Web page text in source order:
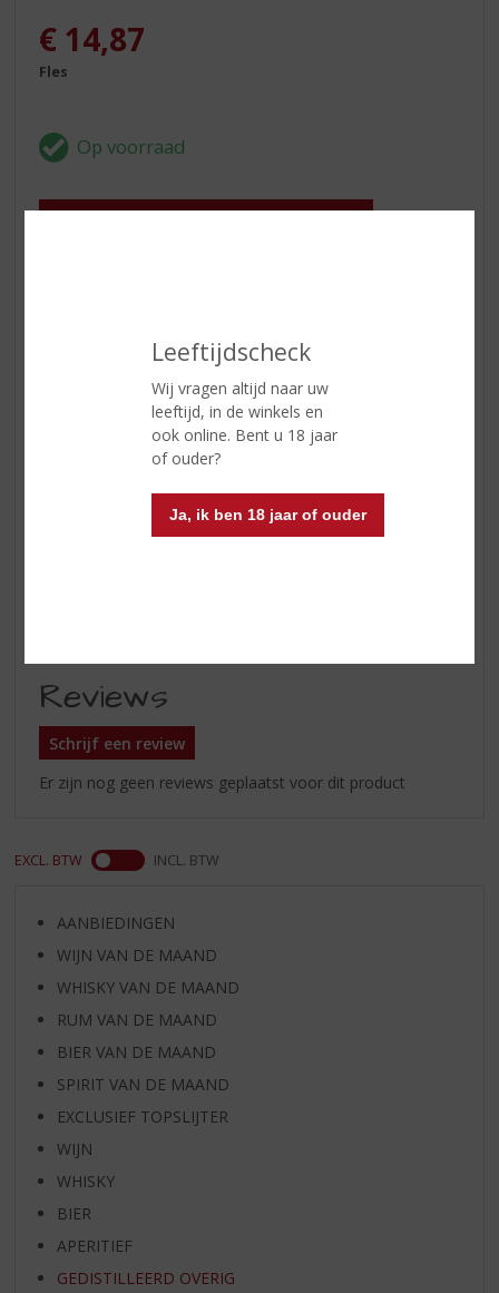
Leeftijdscheck
Wij vragen altijd naar uw
leeftijd, in de winkels en
ook online. Bent u 18 jaar
of ouder?
Ja, ik ben 18 jaar of ouder
€ 14,87
Fles
Denemarken
70 CL
Alcoholpercentage
45% vol
Aalborg Akvavit serveer je ijskoud
in het karakteristieke langwerpige
glaasje en is vooral erg lekker bij
Reviews
Schrijf een review
Er zijn nog geen reviews geplaatst voor dit product
EXCL. BTW INCL. BTW
AANBIEDINGEN
WIJN VAN DE MAAND
WHISKY VAN DE MAAND
RUM VAN DE MAAND
BIER VAN DE MAAND
SPIRIT VAN DE MAAND
EXCLUSIEF TOPSLIJTER
WIJN
WHISKY
BIER
APERITIEF
GEDISTILLEERD OVERIG